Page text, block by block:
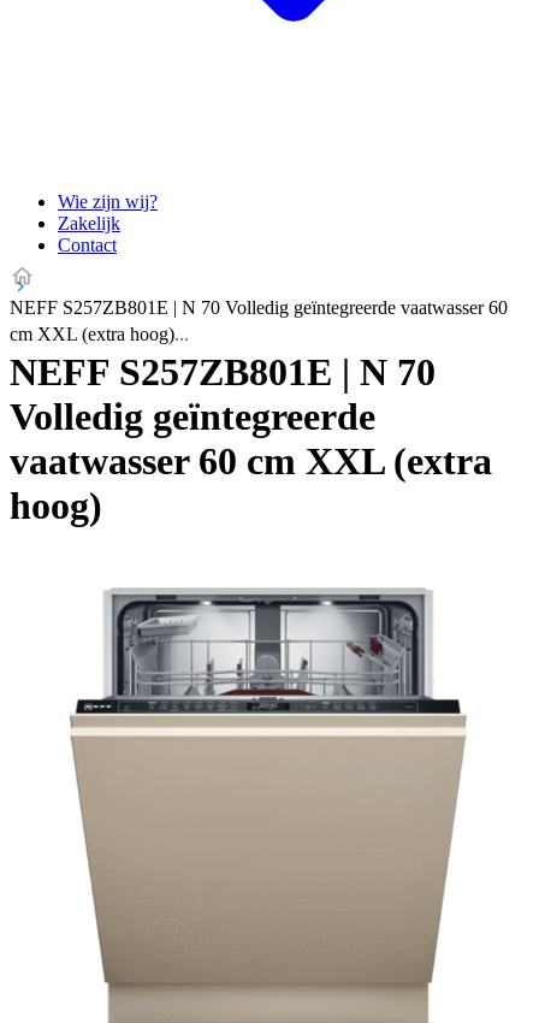
Wie zijn wij?
Zakelijk
Contact
NEFF S257ZB801E | N 70 Volledig geïntegreerde vaatwasser 60
cm XXL (extra hoog)
NEFF S257ZB801E | N 70
Volledig geïntegreerde
vaatwasser 60 cm XXL (extra
hoog)